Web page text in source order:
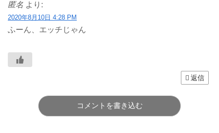
匿名 より:
2020年8月10日 4:28 PM
ふーん、エッチじゃん
返信
コメントを書き込む